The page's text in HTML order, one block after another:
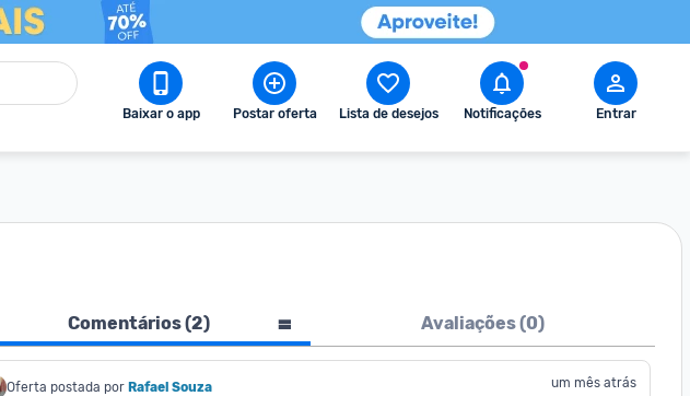
Baixar o app Postar oferta Lista de desejos Notificações Entrar
Comentários (2) Avaliações (0)
Oferta postada por Rafael Souza um mês atrás